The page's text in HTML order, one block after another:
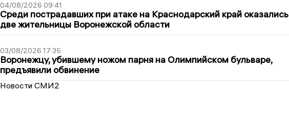
04/08/2026 09:41
Среди пострадавших при атаке на Краснодарский край оказались
две жительницы Воронежской области
03/08/2026 17:35
Воронежцу, убившему ножом парня на Олимпийском бульваре,
предъявили обвинение
Новости СМИ2